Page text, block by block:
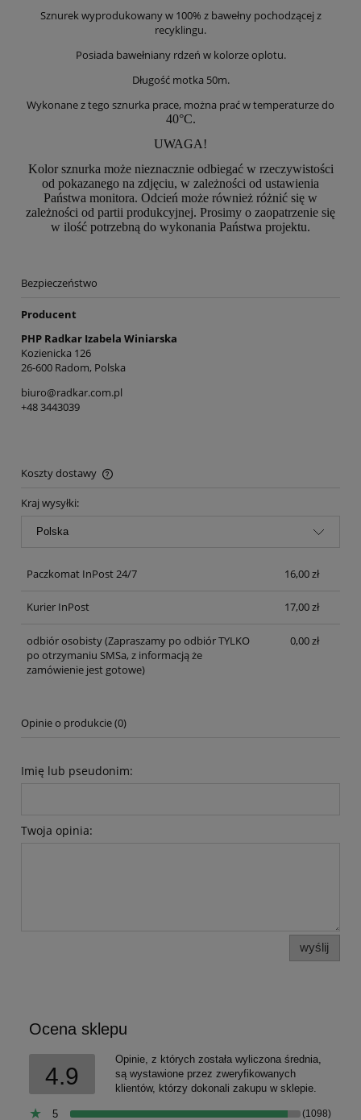
Sznurek wyprodukowany w 100% z bawełny pochodzącej z
recyklingu.
Posiada bawełniany rdzeń w kolorze oplotu.
Długość motka 50m.
Wykonane z tego sznurka prace, można prać w temperaturze do
40°C.
UWAGA!
Kolor sznurka może nieznacznie odbiegać w rzeczywistości
od pokazanego na zdjęciu, w zależności od ustawienia
Państwa monitora. Odcień może również różnić się w
zależności od partii produkcyjnej. Prosimy o zaopatrzenie się
w ilość potrzebną do wykonania Państwa projektu.
Bezpieczeństwo
Producent
PHP Radkar Izabela Winiarska
Kozienicka 126
26-600 Radom, Polska
biuro@radkar.com.pl
+48 3443039
Koszty dostawy
Cena nie zawiera ewentualnych kosztów płatności
Kraj wysyłki:
Paczkomat InPost 24/7 16,00 zł
Kurier InPost 17,00 zł
odbiór osobisty(Zapraszamy po odbiór TYLKO
po otrzymaniu SMSa, z informacją że
zamówienie jest gotowe)
0,00 zł
Opinie o produkcie (0)
Imię lub pseudonim:
Twoja opinia:
wyślij
Ocena sklepu
4.9
Opinie, z których została wyliczona średnia,
są wystawione przez zweryfikowanych
klientów, którzy dokonali zakupu w sklepie.
5 (1098)